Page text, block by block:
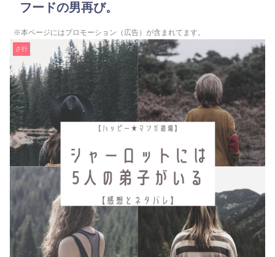
フードの男再び。
※本ページにはプロモーション（広告）が含まれてます。
さ行